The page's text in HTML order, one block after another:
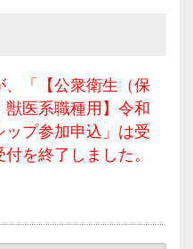
「【公衆衛生（保
医系職種用】令和
ップ参加申込」は受
を終了しました。